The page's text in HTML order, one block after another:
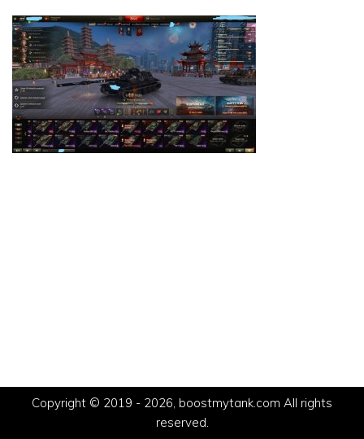
Copyright © 2019 - 2026, boostmytank.com All rights
reserved.